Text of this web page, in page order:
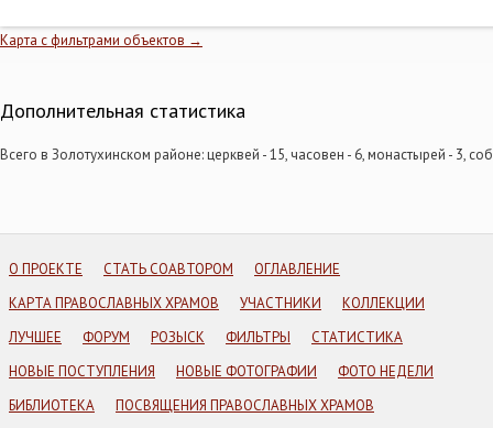
Карта с фильтрами объектов →
Дополнительная статистика
Всего в Золотухинском районе: церквей - 15, часовен - 6, монастырей - 3,
О ПРОЕКТЕ СТАТЬ СОАВТОРОМ
ОГЛАВЛЕНИЕ
КАРТА ПРАВОСЛАВНЫХ ХРАМОВ
УЧАСТНИКИ
КОЛЛЕКЦИИ
ЛУЧШЕЕ
ФОРУМ РОЗЫСК ФИЛЬТРЫ
СТАТИСТИКА
НОВЫЕ ПОСТУПЛЕНИЯ
НОВЫЕ ФОТОГРАФИИ
ФОТО НЕДЕЛИ
БИБЛИОТЕКА
ПОСВЯЩЕНИЯ ПРАВОСЛАВНЫХ ХРАМОВ